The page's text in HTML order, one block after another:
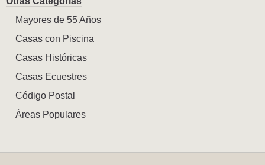
Mayores de 55 Años
Casas con Piscina
Casas Históricas
Casas Ecuestres
Código Postal
Áreas Populares